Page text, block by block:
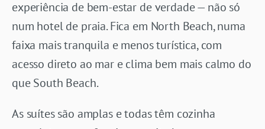
experiência de bem-estar de verdade — não só
num hotel de praia. Fica em North Beach, numa
faixa mais tranquila e menos turística, com
acesso direto ao mar e clima bem mais calmo do
que South Beach.
As suítes são amplas e todas têm cozinha